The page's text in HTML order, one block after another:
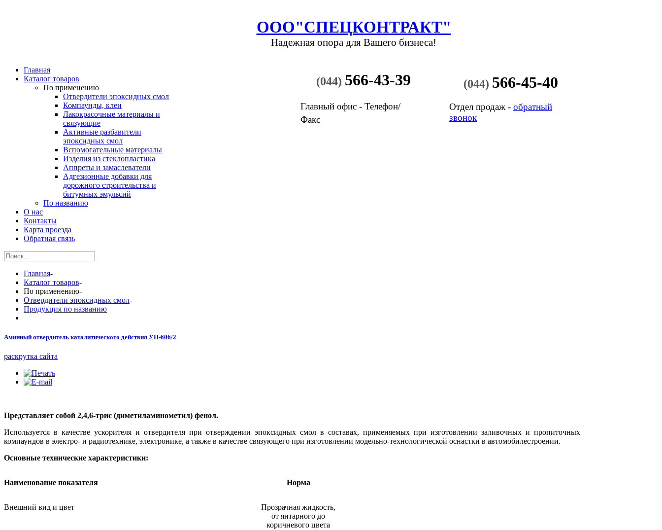
ООО"СПЕЦКОНТРАКТ"
Надежная опора для Вашего бизнеса!
(044) 566-43-39
Главный офис - Телефон/
Факс
(044) 566-45-40
Отдел продаж - обратный
звонок
Главная
Каталог товаров
По применению
Отвердители эпоксидных смол
Компаунды, клеи
Лакокрасочные материалы и
связующие
Активные разбавители
эпоксидных смол
Вспомогательные материалы
Изделия из стеклопластика
Аппреты и замаслеватели
Адгезионные добавки для
дорожного строительства и
битумных эмульсий
По названию
О нас
Контакты
Карта проезда
Обратная связь
Главная-
Каталог товаров-
По применению-
Отвердители эпоксидных смол-
Продукция по названию
Аминный отвердитель каталитического действия УП-606/2
раскрутка сайта
Представляет собой 2,4,6-трис (диметиламинометил) фенол.
Используется в качестве ускорителя и отвердителя при отверждении эпоксидных смол в составах, применяемых при изготовлении заливочных и пропиточных
компаундов в электро- и радиотехнике, электронике, а также в качестве связующего при изготовлении модельно-технологической оснастки в автомобилестроении.
Основные технические характеристики:
Наименование показателя Норма
Внешний вид и цвет
Прозрачная жидкость,
от янтарного до
коричневого цвета